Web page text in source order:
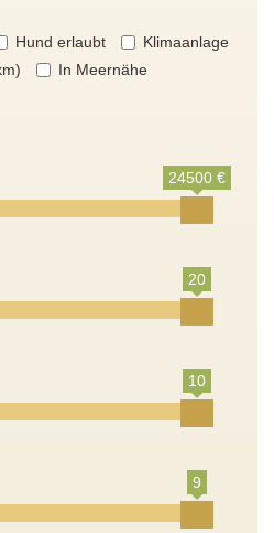
Hund erlaubt
Klimaanlage
In Meernähe
24500 €
20
10
9